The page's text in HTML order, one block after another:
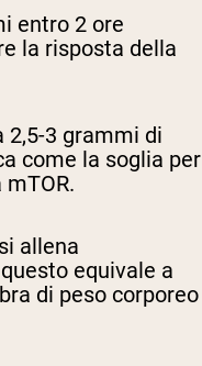
entro 2 ore
la risposta della
2,5-3 grammi di
come la soglia per
allena
equivale a
di peso corporeo